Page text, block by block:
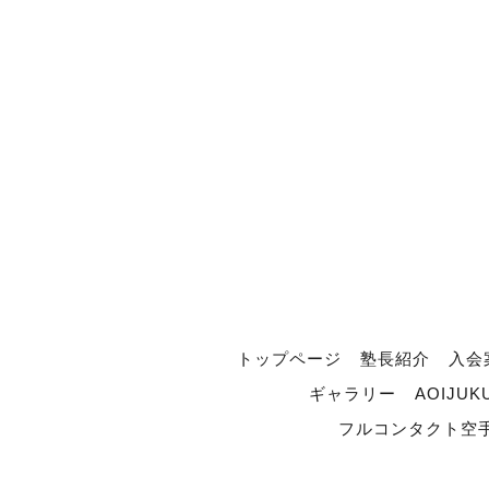
トップページ 塾長紹介
入
ギャラリー
フルコンタクト空